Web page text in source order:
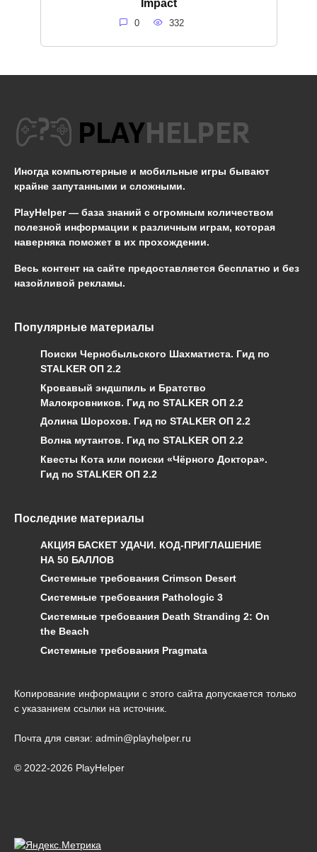
Impact
0 332
Иногда компьютерные и мобильные игры бывают
крайне запутанными и сложными.
PlayHelper — база знаний с огромным количеством
полезной информации к различным играм, которая
наверняка поможет в их прохождении.
Весь контент на сайте предоставляется бесплатно и без
назойливой рекламы.
Популярные материалы
Поиски Чернобыльского Шахматиста. Гид по
STALKER ОП 2.2
Кровавый эндшпиль и Братство
Малокровников. Гид по STALKER ОП 2.2
Долина Шорохов. Гид по STALKER ОП 2.2
Волна мутантов. Гид по STALKER ОП 2.2
Квесты Кота или поиски «Чёрного Доктора».
Гид по STALKER ОП 2.2
Последние материалы
АКЦИЯ БАСКЕТ УДАЧИ. КОД-ПРИГЛАШЕНИЕ
НА 50 БАЛЛОВ
Системные требования Crimson Desert
Системные требования Pathologic 3
Системные требования Death Stranding 2: On
the Beach
Системные требования Pragmata
Копирование информации с этого сайта допускается только
с указанием ссылки на источник.
Почта для связи: admin@playhelper.ru
© 2022-2026 PlayHelper